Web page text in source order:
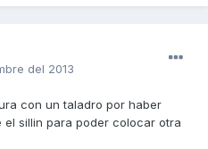
del 2013
con un taladro por haber
sillin para poder colocar otra